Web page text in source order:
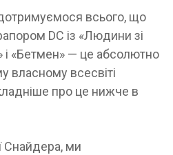
всього, що
DC із «Людини зі
і «Бетмен» — це абсолютно
власному всесвіті
про це нижче в
Снайдера, ми